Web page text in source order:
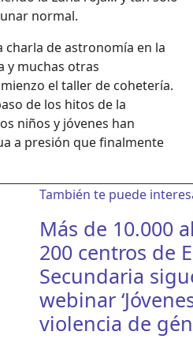
normal.
charla de astronomía en la
y muchas otras
el taller de cohetería.
de los hitos de la
niños y jóvenes han
a presión que finalmente
También te puede
Más de 10.000
200 centros de
Secundaria
webinar
violencia de